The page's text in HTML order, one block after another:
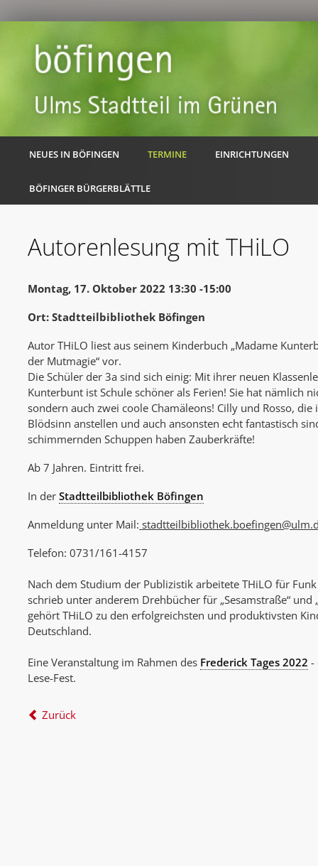
NEUES IN BÖFINGEN TERMINE EINRICHTUNGEN
BÖFINGER BÜRGERBLÄTTLE
Autorenlesung mit THiLO
Montag, 17. Oktober 2022 13:30 -15:00
Ort: Stadtteilbibliothek Böfingen
Autor THiLO liest aus seinem Kinderbuch „Madame
der Mutmagie“ vor.
Die Schüler der 3a sind sich einig: Mit ihrer neuen
Kunterbunt ist Schule schöner als Ferien! Sie hat nämlich
sondern auch zwei coole Chamäleons! Cilly und Rosso,
Blödsinn anstellen und auch ansonsten echt fantastisch
schimmernden Schuppen haben Zauberkräfte!
Ab 7 Jahren. Eintritt frei.
In derStadtteilbibliothek Böfingen
Anmeldung unter Mail:
Telefon: 0731/161-4157
Nach dem Studium der Publizistik arbeitete THiLO für
schrieb unter anderem Drehbücher für „Sesamstraße“ und
gehört THiLO zu den erfolgreichsten und produktivsten
Deutschland.
Eine Veranstaltung im Rahmen des Frederick Tages 2022 -
Lese-Fest.
Zurück